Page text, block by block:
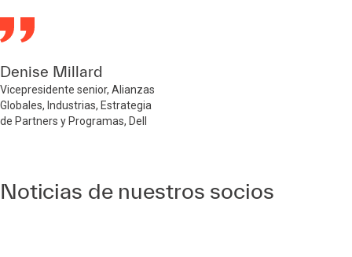
Denise Millard
Vicepresidente senior, Alianzas
Globales, Industrias, Estrategia
de Partners y Programas, Dell
Noticias de nuestros socios